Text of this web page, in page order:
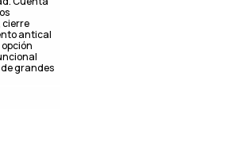
cierre
antical
grandes